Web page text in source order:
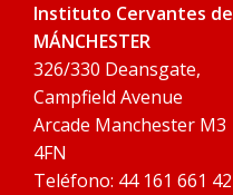
Instituto Cervantes de
MÁNCHESTER
326/330 Deansgate,
Campfield Avenue
Arcade Manchester M3
4FN
Teléfono: 44 161 661 42